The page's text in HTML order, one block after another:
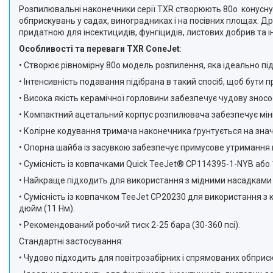
Розпилювальні наконечники серії TXR створюють 80o
обприскувань у садах, виноградниках і на посівних площах.
придатною для інсектицидів, фунгіцидів, листових добрив та
Особливості та переваги TXR ConeJet:
• Створює рівномірну 80o модель розпилення, яка ідеально
• Інтенсивність подавання підібрана в такий спосіб, щоб
• Висока якість керамічної горловини забезпечує чудову
• Компактний ацетальний корпус розпилювача забезпечує
• Колірне кодування тримача наконечника ґрунтується на
• Опорна шайба із засувкою забезпечує примусове
• Сумісність із ковпачками Quick TeeJet® CP114395-1-NYB
• Найкраще підходить для використання з мідними насадками
• Сумісність із ковпачком TeeJet CP20230 для використання
дюйм (11 Нм).
• Рекомендований робочий тиск 2-25 бара (30-360 псі).
Стандартні застосування:
• Чудово підходить для повітрозабірних і спрямованих